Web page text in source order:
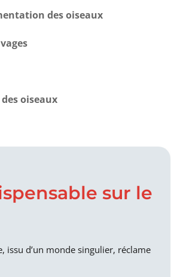
des oiseaux
oiseaux
sur le
issu d’un monde singulier, réclame